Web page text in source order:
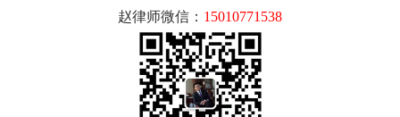
赵律师微信： 15010771538